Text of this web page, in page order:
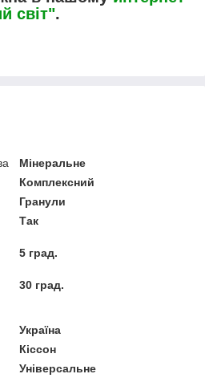
світ".
Мінеральне
Комплексний
Гранули
Так
5 град.
30 град.
Україна
Кіссон
Універсальне